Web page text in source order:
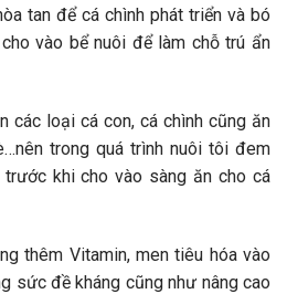
tan để cá chình phát triển và bó
vào bể nuôi để làm chỗ trú ẩn
các loại cá con, cá chình cũng ăn
trong quá trình nuôi tôi đem
khi cho vào sàng ăn cho cá
thêm Vitamin, men tiêu hóa vào
sức đề kháng cũng như nâng cao